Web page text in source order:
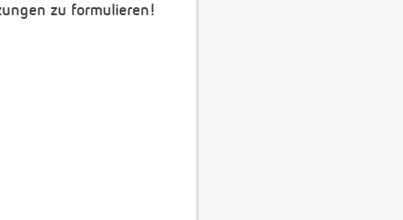
zu formulieren!